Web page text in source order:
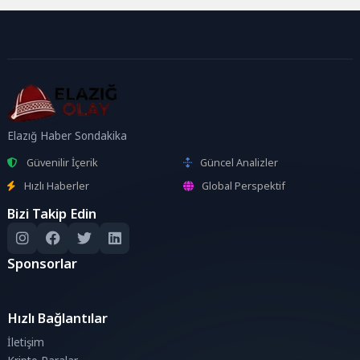
Elazığ Haber Sondakika
Güvenilir İçerik
Güncel Analizler
Hızlı Haberler
Global Perspektif
Bizi Takip Edin
Sponsorlar
Hızlı Bağlantılar
İletişim